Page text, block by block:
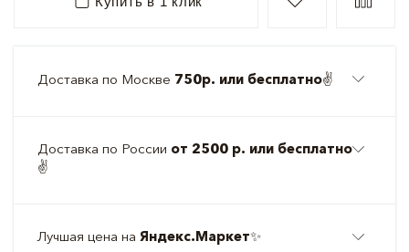
Доставка по Москве 750р. или бесплатно✌️
Доставка по России от 2500 р. или бесплатно
✌️
Лучшая цена на Яндекс.Маркет✨